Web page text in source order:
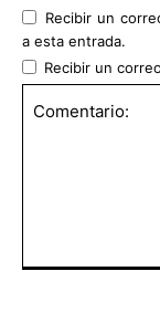
Recibir un
a esta entrada.
Recibir un